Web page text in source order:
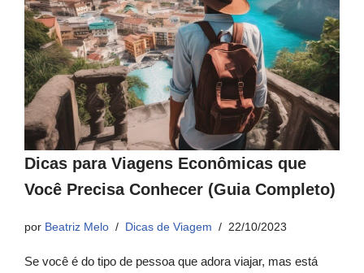
Dicas para Viagens Econômicas que
Você Precisa Conhecer (Guia Completo)
por Beatriz Melo Dicas de Viagem 22/10/2023
Se você é do tipo de pessoa que adora viajar, mas está